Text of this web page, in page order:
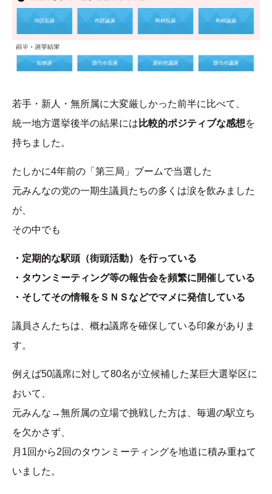
若手・新人・無所属に大変厳しかった前半に比べて、
統一地方選挙後半の結果には 比較的ポジティブな感想を
持ちました。
たしかに4年前の「第三局」ブームで当選した
元みんなの党の一期生議員たちの多くは涙を飲みました
が、
その中でも
・定期的な駅頭（街頭活動）を行っている
・タウンミーティング等の報告会を頻繁に開催している
・そしてその情報をＳＮＳなどでマメに発信している
議員さんたちは、概ね議席を確保している印象がありま
す。
例えば50議席に対して80名が立候補した某巨大選挙区に
おいて、
元みんな→無所属の立場で挑戦した方は、毎週の駅立ち
を欠かさず、
月1回から2回のタウンミーティングを地道に積み重ねて
いました。